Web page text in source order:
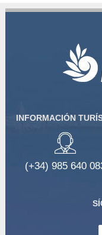
INFORMACIÓN
(+34) 985 640